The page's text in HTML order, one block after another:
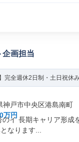
企画担当
完全週休2日制・土日祝休
神戸市中央区港島南町
万円
のイ 長期キャリア形成
なります...